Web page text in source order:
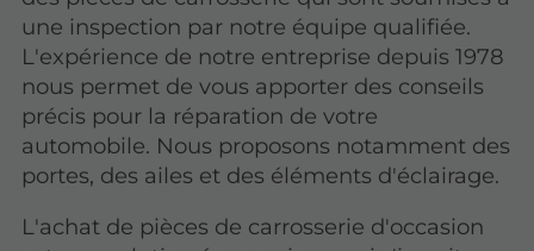
une inspection par notre équipe qualifiée.
L'expérience de notre entreprise depuis 1978
nous permet de vous apporter des conseils
précis pour la réparation de votre
automobile. Nous proposons notamment des
portes, des ailes et des éléments d'éclairage.
L'achat de pièces de carrosserie d'occasion